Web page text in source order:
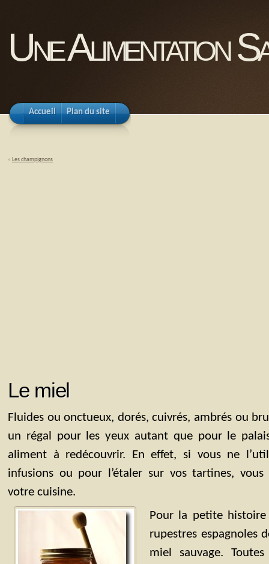
Une Alimentation
Accueil Plan du site
« Les champignons
Le miel
Fluides ou onctueux, dorés, cuivrés, ambrés ou
un régal pour les yeux autant que pour le
aliment à redécouvrir. En effet, si vous ne
infusions ou pour l’étaler sur vos tartines,
votre cuisine.
Pour la petite
rupestres espagnoles
miel sauvage.